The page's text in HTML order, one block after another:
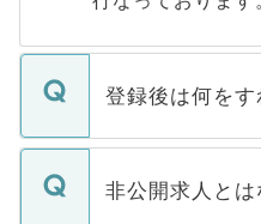
登録後は何を
ご登録いただき
登録内容を確認
非公開求人とは